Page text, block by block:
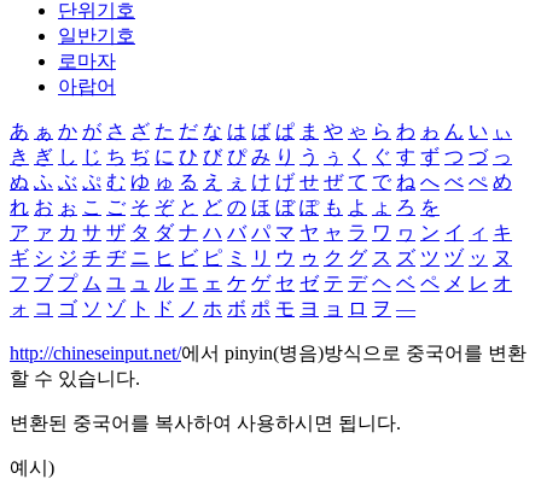
단위기호
일반기호
로마자
아랍어
あ ぁ か が さ ざ た だ な は ば ぱ ま や ゃ ら わ ゎ ん い ぃ
き ぎ し じ ち ぢ に ひ び ぴ み り う ぅ く ぐ す ず つ づ っ
ぬ ふ ぶ ぷ む ゆ ゅ る え ぇ け げ せ ぜ て で ね へ べ ぺ め
れ お ぉ こ ご そ ぞ と ど の ほ ぼ ぽ も よ ょ ろ を
ア ァ カ サ ザ タ ダ ナ ハ バ パ マ ヤ ャ ラ ワ ヮ ン イ ィ キ
ギ シ ジ チ ヂ ニ ヒ ビ ピ ミ リ ウ ゥ ク グ ス ズ ツ ヅ ッ ヌ
フ ブ プ ム ユ ュ ル エ ェ ケ ゲ セ ゼ テ デ ヘ ベ ペ メ レ オ
ォ コ ゴ ソ ゾ ト ド ノ ホ ボ ポ モ ヨ ョ ロ ヲ ―
http://chineseinput.net/에서 pinyin(병음)방식으로 중국어를 변환
할 수 있습니다.
변환된 중국어를 복사하여 사용하시면 됩니다.
예시)